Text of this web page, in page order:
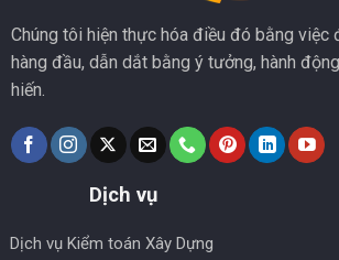
Chúng tôi hiện thực hóa điều đó bằng việc
hàng đầu, dẫn dắt bằng ý tưởng, hành
hiến.
Dịch vụ
Dịch vụ Kiểm toán Xây Dựng